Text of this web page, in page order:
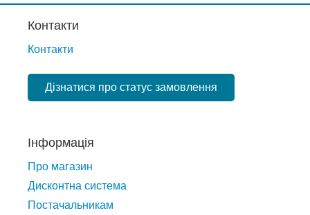
Контакти
Контакти
Дізнатися про статус замовлення
Інформація
Про магазин
Дисконтна система
Постачальникам